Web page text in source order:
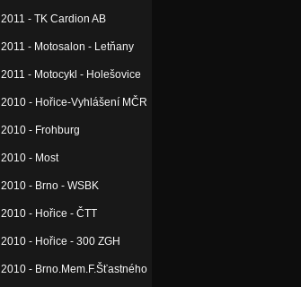
2011 - TK Cardion AB
2011 - Motosalon - Letňany
2011 - Motocykl - Holešovice
2010 - Hořice-Vyhlášení MČR
2010 - Frohburg
2010 - Most
2010 - Brno - WSBK
2010 - Hořice - ČTT
2010 - Hořice - 300 ZGH
2010 - Brno.Mem.F.Šťastného